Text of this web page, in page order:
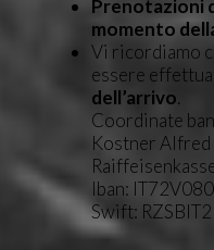
Prenotazioni
momento
Vi ricordiamo
essere
dell’arrivo.
Coordinate
Kostner Alfred
Iban:
Swift: